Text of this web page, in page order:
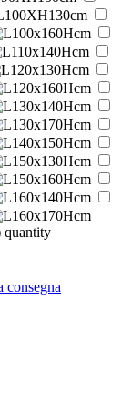
quantity
consegna